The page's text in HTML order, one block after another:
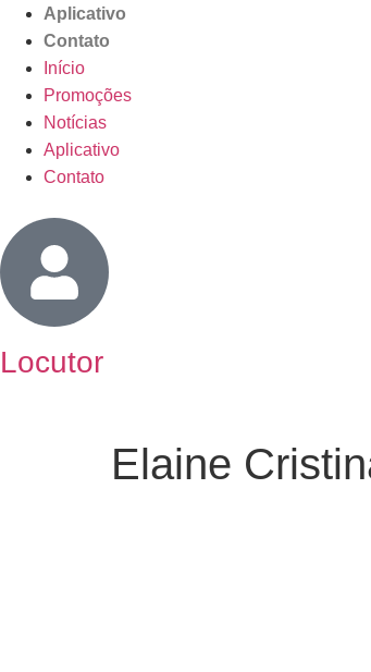
Aplicativo
Contato
Início
Promoções
Notícias
Aplicativo
Contato
Locutor
Elaine